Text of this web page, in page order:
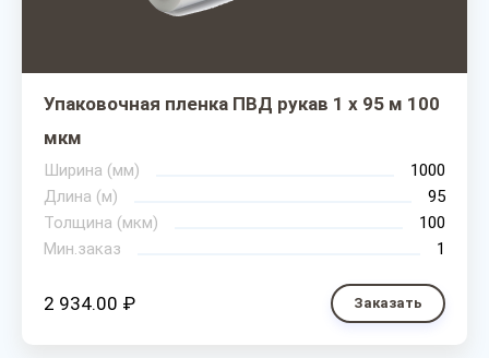
Упаковочная пленка ПВД рукав 1 х 95 м 100
мкм
Ширина (мм)
1000
Длина (м)
95
Толщина (мкм)
100
Мин.заказ
1
2 934.00 ₽ Заказать